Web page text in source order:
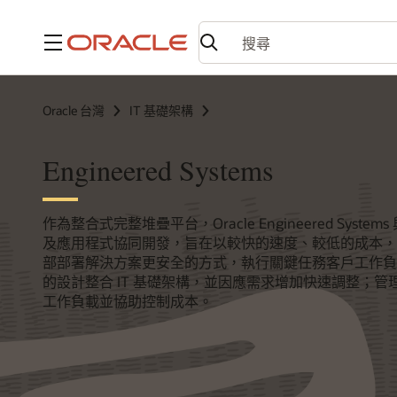
功能表
Oracle 台灣 IT 基礎架構
Engineered Systems
作為整合式完整堆疊平台，Oracle Engineered Systems
及應用程式協同開發，旨在以較快的速度、較低的成本
部部署解決方案更安全的方式，執行關鍵任務客戶工作
的設計整合 IT 基礎架構，並因應需求增加快速調整；管
工作負載並協助控制成本。